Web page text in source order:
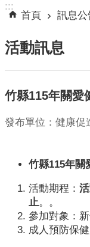
訊
公
告
務
區
業
員
區
主
:::
首頁 訊息公
活動訊息
竹縣115年關愛
發布單位：健康促
竹縣115年關
活動期程：
止。。
參加對象：
成人預防保